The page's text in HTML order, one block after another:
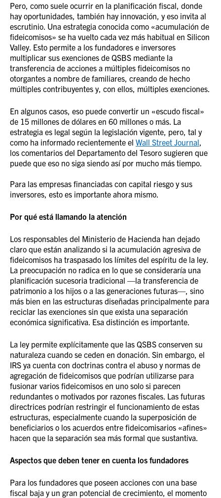
Pero, como suele ocurrir en la planificación fiscal, donde
hay oportunidades, también hay innovación, y eso invita al
escrutinio. Una estrategia conocida como «acumulación de
fideicomisos» se ha vuelto cada vez más habitual en Silicon
Valley. Esto permite a los fundadores e inversores
multiplicar sus exenciones de QSBS mediante la
transferencia de acciones a múltiples fideicomisos no
otorgantes a nombre de familiares, creando de hecho
múltiples contribuyentes y, con ellos, múltiples exenciones.
En algunos casos, eso puede convertir un «escudo fiscal»
de 15 millones de dólares en 60 millones o más. La
estrategia es legal según la legislación vigente, pero, tal y
como ha informado recientemente el Wall Street Journal,
los comentarios del Departamento del Tesoro sugieren que
puede que eso no siga siendo así por mucho más tiempo.
Para las empresas financiadas con capital riesgo y sus
inversores, esto es importante ahora mismo.
Por qué está llamando la atención
Los responsables del Ministerio de Hacienda han dejado
claro que están analizando si la acumulación agresiva de
fideicomisos ha traspasado los límites del espíritu de la ley.
La preocupación no radica en lo que se consideraría una
planificación sucesoria tradicional —la transferencia de
patrimonio a los hijos o a las generaciones futuras—, sino
más bien en las estructuras diseñadas principalmente para
reciclar las exenciones sin que exista una separación
económica significativa. Esa distinción es importante.
La ley permite explícitamente que las QSBS conserven su
naturaleza cuando se ceden en donación. Sin embargo, el
IRS ya cuenta con doctrinas contra el abuso y normas de
agregación de fideicomisos que podrían utilizarse para
fusionar varios fideicomisos en uno solo si parecen
redundantes o motivados por razones fiscales. Las futuras
directrices podrían restringir el funcionamiento de estas
estructuras, especialmente cuando la superposición de
beneficiarios o los acuerdos entre fideicomisarios «afines»
hacen que la separación sea más formal que sustantiva.
Aspectos que deben tener en cuenta los fundadores
Para los fundadores que poseen acciones con una base
fiscal baja y un gran potencial de crecimiento, el momento